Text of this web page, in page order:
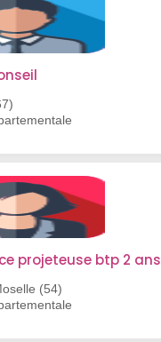
projeteuse btp 2 ans
(54)